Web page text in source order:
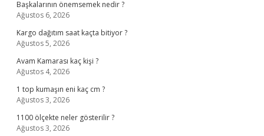
Başkalarının önemsemek nedir ?
Ağustos 6, 2026
Kargo dağıtım saat kaçta bitiyor ?
Ağustos 5, 2026
Avam Kamarası kaç kişi ?
Ağustos 4, 2026
1 top kumaşın eni kaç cm ?
Ağustos 3, 2026
1100 ölçekte neler gösterilir ?
Ağustos 3, 2026